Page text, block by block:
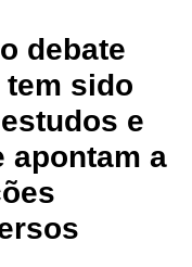
debate
tem sido
e
apontam a